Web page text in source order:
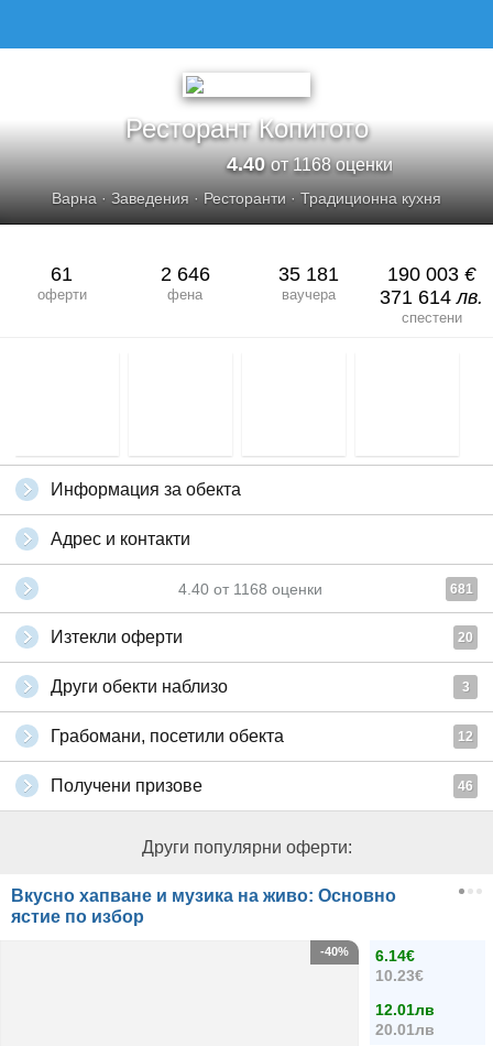
Ресторант Копитото
4.40от 1168 оценки
Варна · Заведения · Ресторанти · Традиционна кухня
61
оферти
2 646
фена
35 181
ваучера
190 003 €
371 614лв.
спестени
Информация за обекта
Адрес и контакти
4.40 от 1168 оценки 681
Изтекли оферти 20
Други обекти наблизо 3
Грабомани, посетили обекта 12
Получени призове 46
Други популярни оферти:
Вкусно хапване и музика на живо: Основно
ястие по избор
6.14€
10.23€
12.01лв
20.01лв
-40%